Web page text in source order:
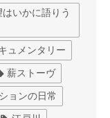
いかに語りう
ュメンタリー
薪ストーヴ
ョンの日常